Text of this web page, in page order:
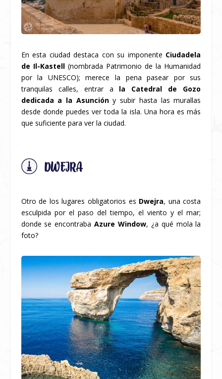
En esta ciudad destaca con su imponente Ciudadela
de Il-Kastell(nombrada Patrimonio de la Humanidad
por la UNESCO); merece la pena pasear por sus
tranquilas calles, entrar a la Catedral de Gozo
dedicada a la Asuncióny subir hasta las murallas
desde donde puedes ver toda la isla. Una hora es más
que suficiente para ver la ciudad.
DWEJRA
Otro de los lugares obligatorios es Dwejra, una costa
esculpida por el paso del tiempo, el viento y el mar;
donde se encontrabaAzure Window, ¿a qué mola la
foto?